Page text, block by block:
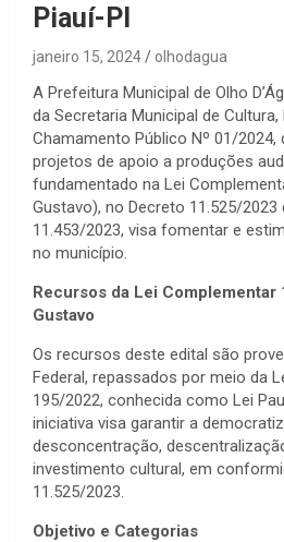
Piauí-PI
janeiro 15, 2024 olhodagua
A Prefeitura Municipal de Olho
da Secretaria Municipal de Cultura,
Chamamento Público Nº 01/
projetos de apoio a produções
fundamentado na Lei
Gustavo), no Decreto 11.525/2023
11.453/2023, visa fomentar e
no município.
Recursos da Lei
Gustavo
Os recursos deste edital são
Federal, repassados por meio da
195/2022, conhecida como Lei
iniciativa visa garantir a
desconcentração,
investimento cultural, em
11.525/2023.
Objetivo e Categorias